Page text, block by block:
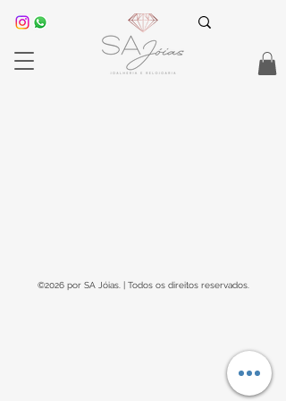
©2026 por SA Jóias. | Todos os direitos reservados.